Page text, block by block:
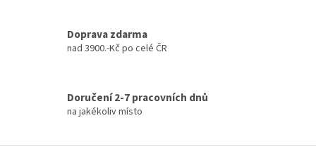
Doprava zdarma
nad 3900.-Kč po celé ČR
Doručení 2-7 pracovních dnů
na jakékoliv místo
Z